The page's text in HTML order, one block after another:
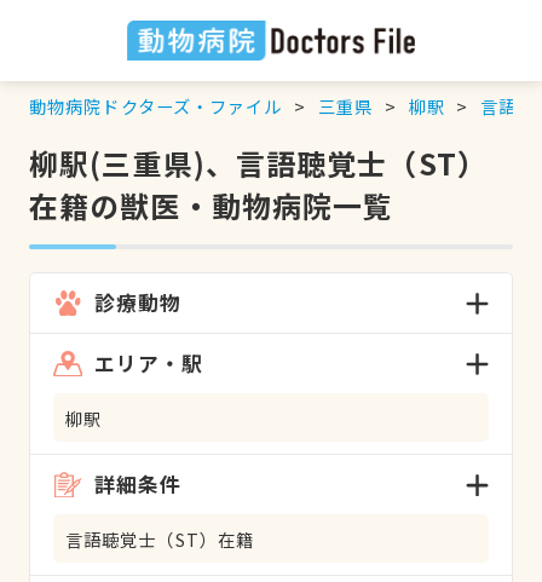
動物病院ドクターズ・ファイル 三重県 柳駅 言語聴
柳駅(三重県)、言語聴覚士（ST）
在籍の獣医・動物病院一覧
診療動物
エリア・駅
柳駅
詳細条件
言語聴覚士（ST）在籍